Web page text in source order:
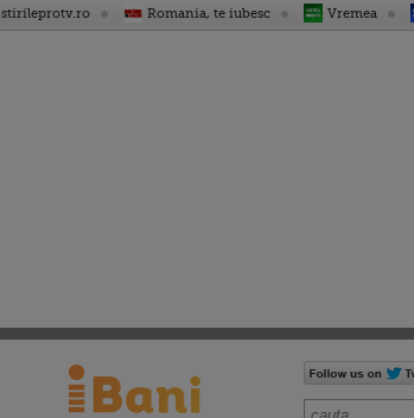
stirileprotv.ro Romania, te iubesc Vremea